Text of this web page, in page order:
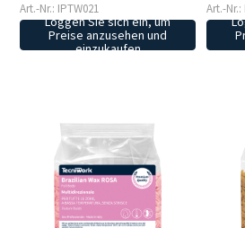
Art.-Nr.: IPTW021
Loggen Sie sich ein, um
Preise anzusehen und
einzukaufen
Art.-Nr.: